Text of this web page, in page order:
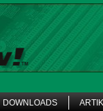
DOWNLOADS